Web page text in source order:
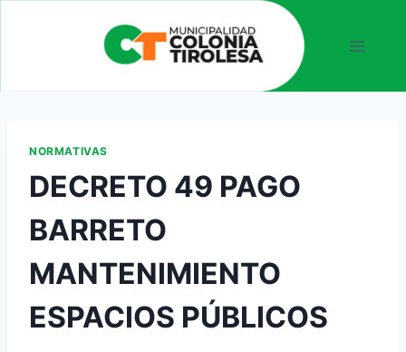
NORMATIVAS
DECRETO 49 PAGO
BARRETO
MANTENIMIENTO
ESPACIOS PÚBLICOS